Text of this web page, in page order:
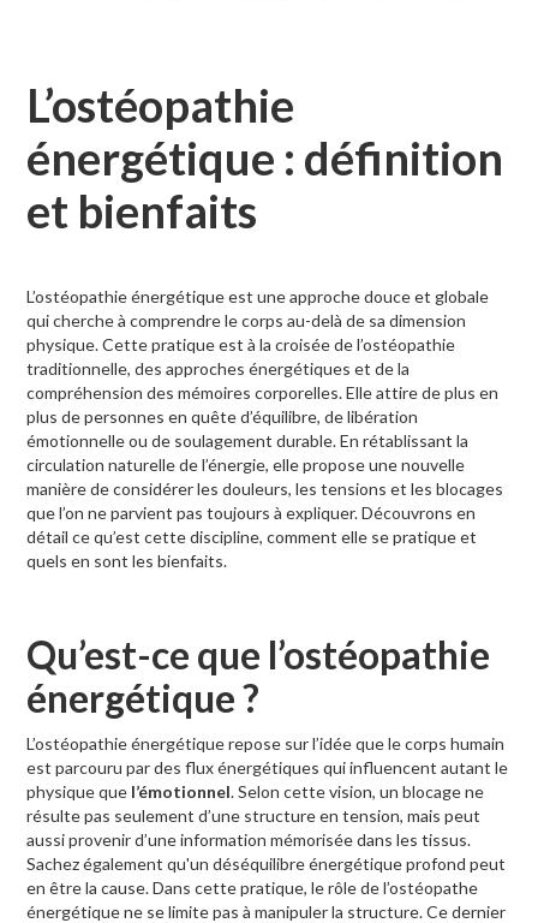
L’ostéopathie
énergétique : définition
et bienfaits
L’ostéopathie énergétique est une approche douce et globale
qui cherche à comprendre le corps au-delà de sa dimension
physique. Cette pratique est à la croisée de l’ostéopathie
traditionnelle, des approches énergétiques et de la
compréhension des mémoires corporelles. Elle attire de plus en
plus de personnes en quête d’équilibre, de libération
émotionnelle ou de soulagement durable. En rétablissant la
circulation naturelle de l’énergie, elle propose une nouvelle
manière de considérer les douleurs, les tensions et les blocages
que l’on ne parvient pas toujours à expliquer. Découvrons en
détail ce qu’est cette discipline, comment elle se pratique et
quels en sont les bienfaits.
Qu’est-ce que l’ostéopathie
énergétique ?
L’ostéopathie énergétique repose sur l’idée que le corps humain
est parcouru par des flux énergétiques qui influencent autant le
physique que l’émotionnel. Selon cette vision, un blocage ne
résulte pas seulement d’une structure en tension, mais peut
aussi provenir d’une information mémorisée dans les tissus.
Sachez également qu'un déséquilibre énergétique profond peut
en être la cause. Dans cette pratique, le rôle de l’ostéopathe
énergétique ne se limite pas à manipuler la structure. Ce dernier